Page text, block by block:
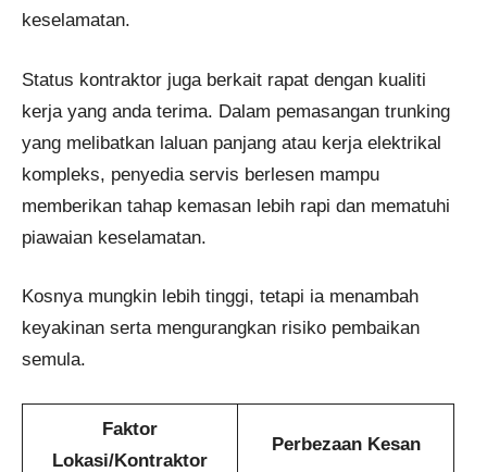
keselamatan.
Status kontraktor juga berkait rapat dengan kualiti
kerja yang anda terima. Dalam pemasangan trunking
yang melibatkan laluan panjang atau kerja elektrikal
kompleks, penyedia servis berlesen mampu
memberikan tahap kemasan lebih rapi dan mematuhi
piawaian keselamatan.
Kosnya mungkin lebih tinggi, tetapi ia menambah
keyakinan serta mengurangkan risiko pembaikan
semula.
Faktor
Lokasi/Kontraktor
Perbezaan Kesan